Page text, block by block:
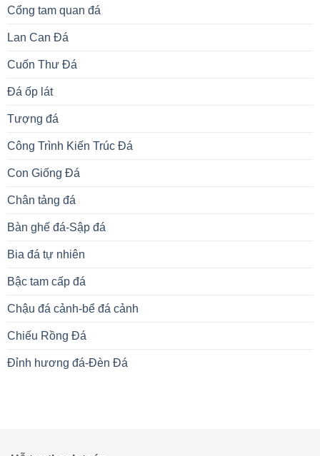
Cổng tam quan đá
Lan Can Đá
Cuốn Thư Đá
Đá ốp lát
Tượng đá
Công Trình Kiến Trúc Đá
Con Giống Đá
Chân tảng đá
Bàn ghế đá-Sập đá
Bia đá tự nhiên
Bậc tam cấp đá
Chậu đá cảnh-bể đá cảnh
Chiếu Rồng Đá
Đỉnh hương đá-Đèn Đá